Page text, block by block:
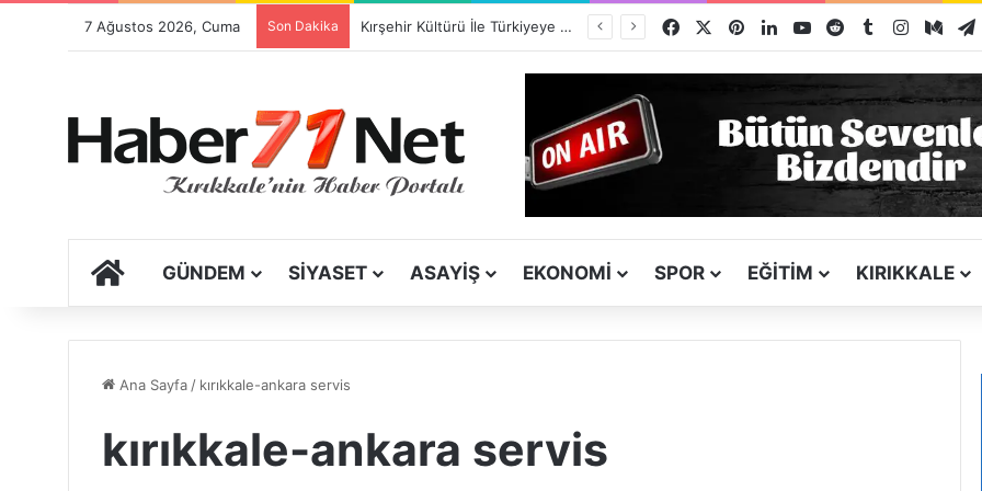
7 Ağustos 2026, Cuma Son Dakika Kırşehir Kültürü İle Türkiyeye Ders Veriyor Kırıkkale İse Hala Seyrediyor !!! Facebook PinterestLinkedInYouTubeRedditTumblrInstagram
ANA SAYFA
GÜNDEM SIYASET ASAYIŞ EKONOMI SPOR EĞITIM KIRIKKALE
Ana Sayfa/ kırıkkale-ankara servis
kırıkkale-ankara servis